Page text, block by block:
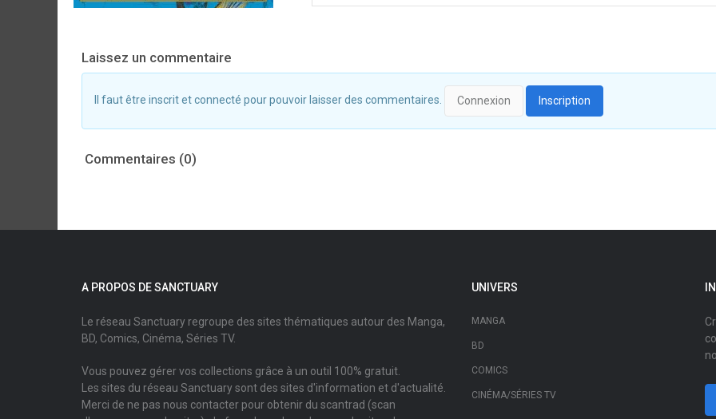
Laissez un commentaire
Il faut être inscrit et connecté pour pouvoir laisser des commentaires. Connexion Inscription
Commentaires (0)
A PROPOS DE SANCTUARY
Le réseau Sanctuary regroupe des sites thématiques autour des Manga,
BD, Comics, Cinéma, Séries TV.
Vous pouvez gérer vos collections grâce à un outil 100% gratuit.
Les sites du réseau Sanctuary sont des sites d'information et d'actualité.
Merci de ne pas nous contacter pour obtenir du scantrad (scan
UNIVERS
MANGA
BD
COMICS
CINÉMA/SÉRIES TV